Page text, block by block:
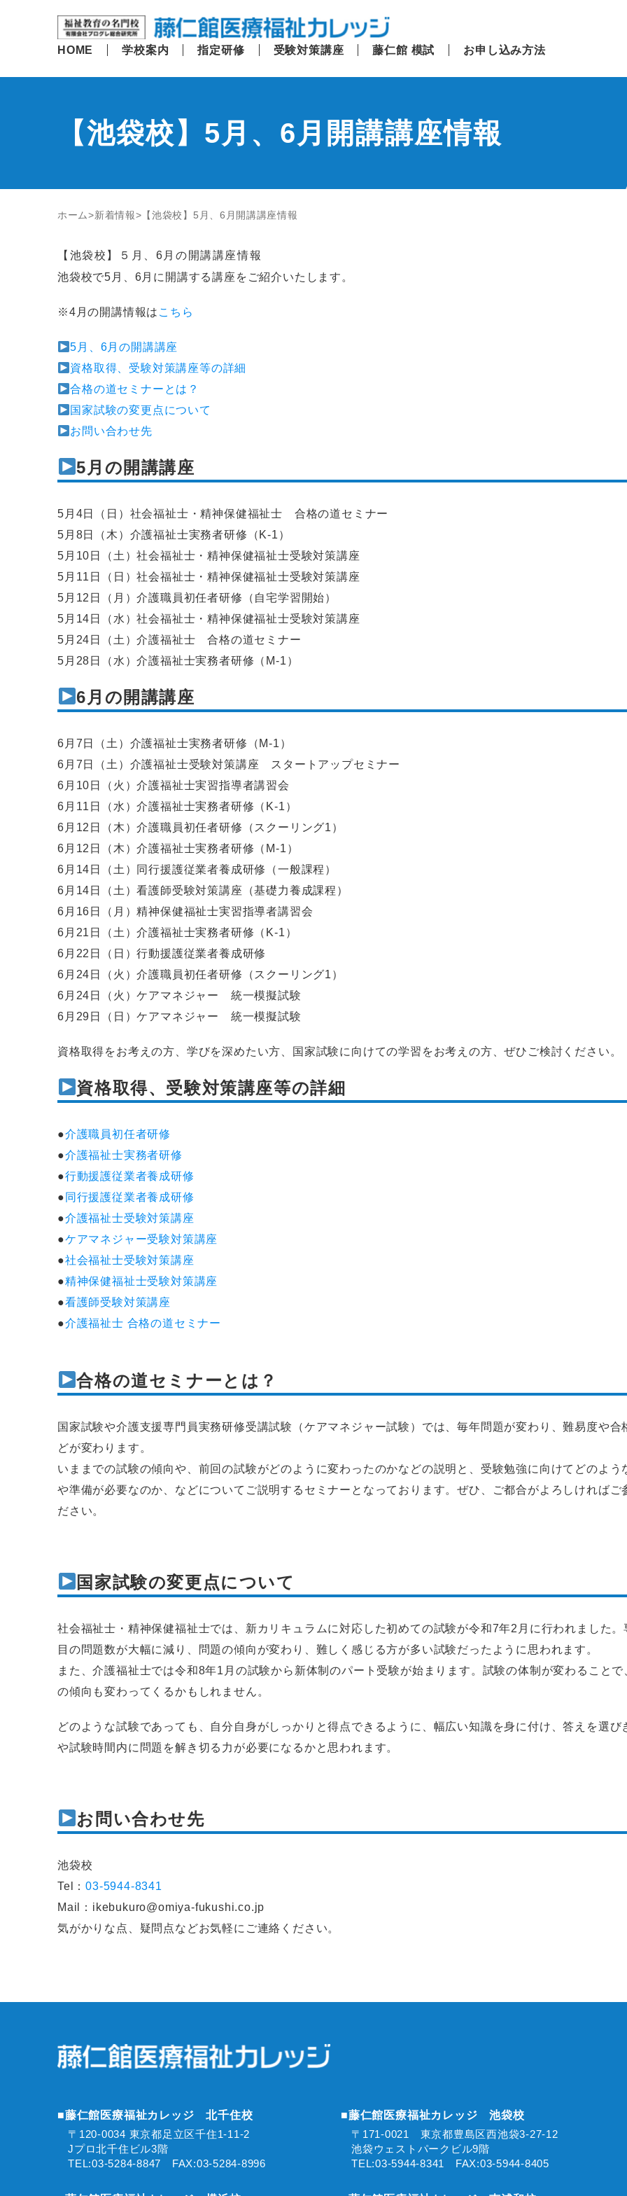
HOME 学校案内 指定研修 受験対策講座 藤仁館 模試 お申し込み方法
【池袋校】5月、6月開講講座情報
ホーム 新着情報 【池袋校】5月、6月開講講座情報
【池袋校】５月、6月の開講講座情報
池袋校で5月、6月に開講する講座をご紹介いたします。
※4月の開講情報は こちら
5月、6月の開講講座
資格取得、受験対策講座等の詳細
合格の道セミナーとは？
国家試験の変更点について
お問い合わせ先
5月の開講講座
5月4日（日）社会福祉士・精神保健福祉士 合格の道セミナー
5月8日（木）介護福祉士実務者研修（K-1）
5月10日（土）社会福祉士・精神保健福祉士受験対策講座
5月11日（日）社会福祉士・精神保健福祉士受験対策講座
5月12日（月）介護職員初任者研修（自宅学習開始）
5月14日（水）社会福祉士・精神保健福祉士受験対策講座
5月24日（土）介護福祉士 合格の道セミナー
5月28日（水）介護福祉士実務者研修（M-1）
6月の開講講座
6月7日（土）介護福祉士実務者研修（M-1）
6月7日（土）介護福祉士受験対策講座 スタートアップセミナー
6月10日（火）介護福祉士実習指導者講習会
6月11日（水）介護福祉士実務者研修（K-1）
6月12日（木）介護職員初任者研修（スクーリング1）
6月12日（木）介護福祉士実務者研修（M-1）
6月14日（土）同行援護従業者養成研修（一般課程）
6月14日（土）看護師受験対策講座（基礎力養成課程）
6月16日（月）精神保健福祉士実習指導者講習会
6月21日（土）介護福祉士実務者研修（K-1）
6月22日（日）行動援護従業者養成研修
6月24日（火）介護職員初任者研修（スクーリング1）
6月24日（火）ケアマネジャー 統一模擬試験
6月29日（日）ケアマネジャー 統一模擬試験
資格取得をお考えの方、学びを深めたい方、国家試験に向けての学習をお考えの方、ぜひご検討ください。
資格取得、受験対策講座等の詳細
●介護職員初任者研修
●介護福祉士実務者研修
●行動援護従業者養成研修
● 同行援護従業者養成研修
●介護福祉士受験対策講座
●ケアマネジャー受験対策講座
●社会福祉士受験対策講座
●精神保健福祉士受験対策講座
●看護師受験対策講座
●介護福祉士 合格の道セミナー
合格の道セミナーとは？
国家試験や介護支援専門員実務研修受講試験（ケアマネジャー試験）では、毎年問題が変わり、難易度や合
どが変わります。
いままでの試験の傾向や、前回の試験がどのように変わったのかなどの説明と、受験勉強に向けてどのよう
や準備が必要なのか、などについてご説明するセミナーとなっております。ぜひ、ご都合がよろしければご
ださい。
国家試験の変更点について
社会福祉士・精神保健福祉士では、新カリキュラムに対応した初めての試験が令和7年2月に行われました。
目の問題数が大幅に減り、問題の傾向が変わり、難しく感じる方が多い試験だったように思われます。
また、介護福祉士では令和8年1月の試験から新体制のパート受験が始まります。試験の体制が変わることで
の傾向も変わってくるかもしれません。
どのような試験であっても、自分自身がしっかりと得点できるように、幅広い知識を身に付け、答えを選び
や試験時間内に問題を解き切る力が必要になるかと思われます。
お問い合わせ先
池袋校
Tel：03-5944-8341
Mail：ikebukuro@omiya-fukushi.co.jp
気がかりな点、疑問点などお気軽にご連絡ください。
■藤仁館医療福祉カレッジ 北千住校
〒120-0034 東京都足立区千住1-11-2
Jプロ北千住ビル3階
TEL:03-5284-8847 FAX:03-5284-8996
■藤仁館医療福祉カレッジ 池袋校
〒171-0021 東京都豊島区西池袋3-27-12
池袋ウェストパークビル9階
TEL:03-5944-8341 FAX:03-5944-8405